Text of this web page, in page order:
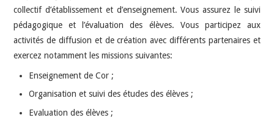
collectif d’établissement et d’enseignement. Vous assurez le suivi
pédagogique et l’évaluation des élèves. Vous participez aux
activités de diffusion et de création avec différents partenaires et
exercez notamment les missions suivantes:
Enseignement de Cor ;
Organisation et suivi des études des élèves ;
Evaluation des élèves ;